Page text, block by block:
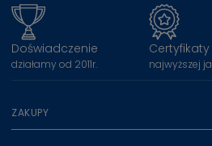
Doświadczenie
działamy od 2011r.
Certyfikaty
najwyższej
ZAKUPY